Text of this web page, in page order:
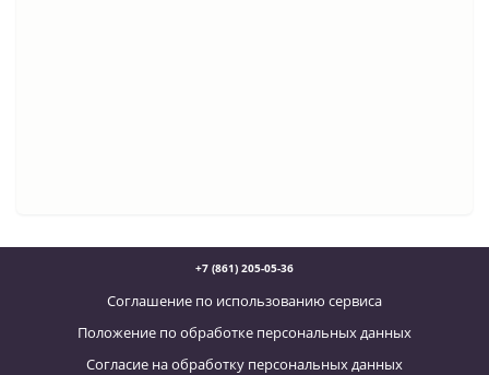
+7 (861) 205-05-36
Соглашение по использованию сервиса
Положение по обработке персональных данных
Согласие на обработку персональных данных